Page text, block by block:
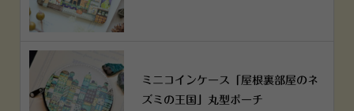
ミニコインケース「屋根裏部屋のネ
ズミの王国」丸型ポーチ